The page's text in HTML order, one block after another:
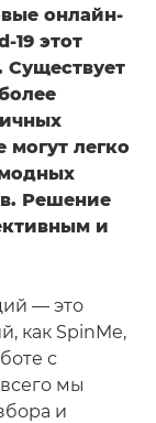
онлайн-
19 этот
Существует
легко
Решение
и
— это
как SpinMe,
с
мы
и